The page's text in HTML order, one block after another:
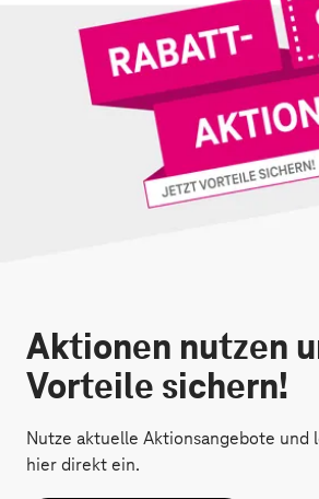
Aktionen nutzen
Vorteile sichern!
Nutze aktuelle Aktionsangebote und
hier direkt ein.